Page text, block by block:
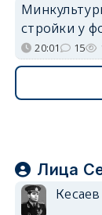
стройки у
20:01 15
Лица